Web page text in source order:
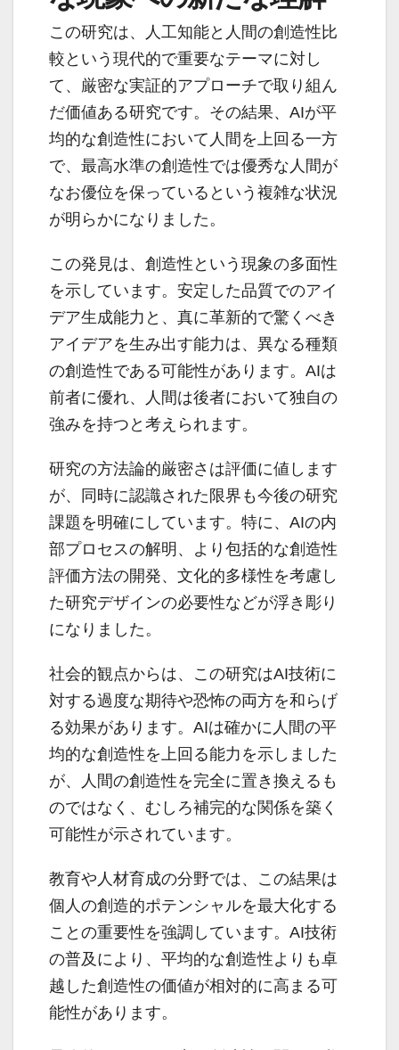
この研究は、人工知能と人間の創造性比
較という現代的で重要なテーマに対し
て、厳密な実証的アプローチで取り組ん
だ価値ある研究です。その結果、AIが平
均的な創造性において人間を上回る一方
で、最高水準の創造性では優秀な人間が
なお優位を保っているという複雑な状況
が明らかになりました。
この発見は、創造性という現象の多面性
を示しています。安定した品質でのアイ
デア生成能力と、真に革新的で驚くべき
アイデアを生み出す能力は、異なる種類
の創造性である可能性があります。AIは
前者に優れ、人間は後者において独自の
強みを持つと考えられます。
研究の方法論的厳密さは評価に値します
が、同時に認識された限界も今後の研究
課題を明確にしています。特に、AIの内
部プロセスの解明、より包括的な創造性
評価方法の開発、文化的多様性を考慮し
た研究デザインの必要性などが浮き彫り
になりました。
社会的観点からは、この研究はAI技術に
対する過度な期待や恐怖の両方を和らげ
る効果があります。AIは確かに人間の平
均的な創造性を上回る能力を示しました
が、人間の創造性を完全に置き換えるも
のではなく、むしろ補完的な関係を築く
可能性が示されています。
教育や人材育成の分野では、この結果は
個人の創造的ポテンシャルを最大化する
ことの重要性を強調しています。AI技術
の普及により、平均的な創造性よりも卓
越した創造性の価値が相対的に高まる可
能性があります。